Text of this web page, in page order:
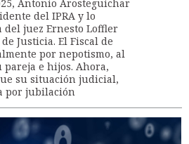
Antonio Arosteguichar
del IPRA y lo
juez Ernesto Loffler
Justicia. El Fiscal de
por nepotismo, al
pareja e hijos. Ahora,
su situación judicial,
por jubilación